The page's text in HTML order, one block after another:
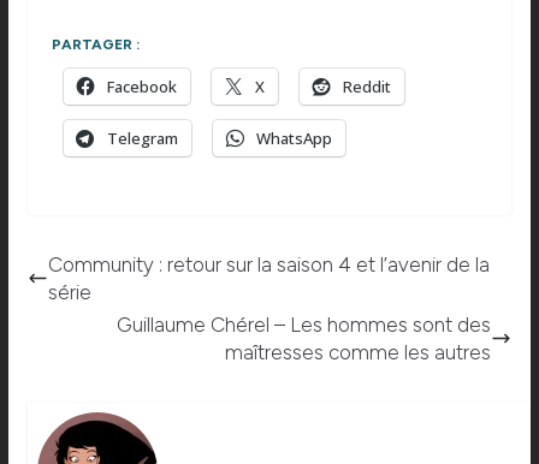
PARTAGER :
Facebook X Reddit
Telegram WhatsApp
Community : retour sur la saison 4 et l’avenir de la
série
Guillaume Chérel – Les hommes sont des
maîtresses comme les autres